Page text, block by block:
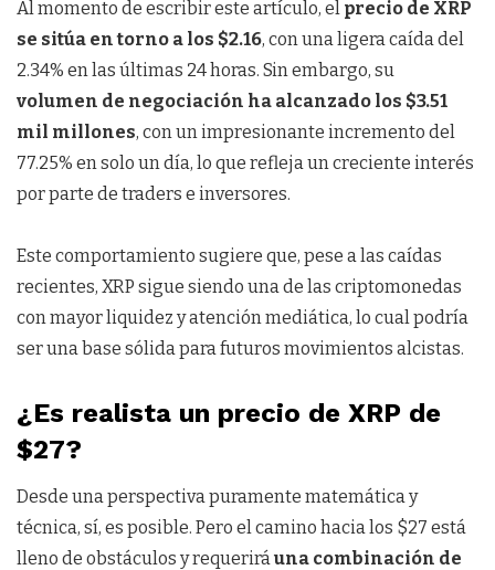
Al momento de escribir este artículo, el precio de XRP
se sitúa en torno a los $2.16, con una ligera caída del
2.34% en las últimas 24 horas. Sin embargo, su
volumen de negociación ha alcanzado los $3.51
mil millones, con un impresionante incremento del
77.25% en solo un día, lo que refleja un creciente interés
por parte de traders e inversores.
Este comportamiento sugiere que, pese a las caídas
recientes, XRP sigue siendo una de las criptomonedas
con mayor liquidez y atención mediática, lo cual podría
ser una base sólida para futuros movimientos alcistas.
¿Es realista un precio de XRP de
$27?
Desde una perspectiva puramente matemática y
técnica, sí, es posible. Pero el camino hacia los $27 está
lleno de obstáculos y requeriráuna combinación de